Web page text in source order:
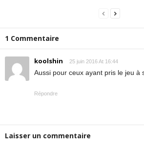
1 Commentaire
koolshin 25 juin 2016 At 16:44
Aussi pour ceux ayant pris le jeu à
Répondre
Laisser un commentaire